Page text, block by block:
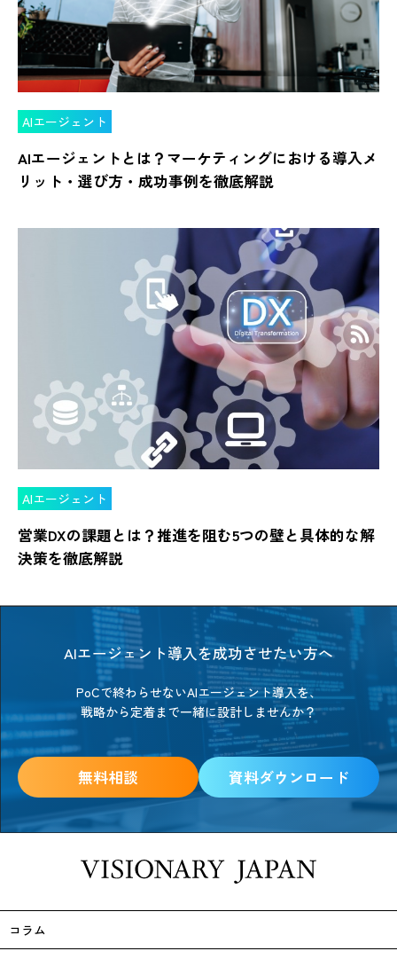
AIエージェント
AIエージェントとは？マーケティングにおける導入メ
リット・選び方・成功事例を徹底解説
AIエージェント
営業DXの課題とは？推進を阻む5つの壁と具体的な解
決策を徹底解説
AIエージェント導入を成功させたい方へ
PoCで終わらせないAIエージェント導入を、
戦略から定着まで一緒に設計しませんか？
無料相談 資料ダウンロード
コラム